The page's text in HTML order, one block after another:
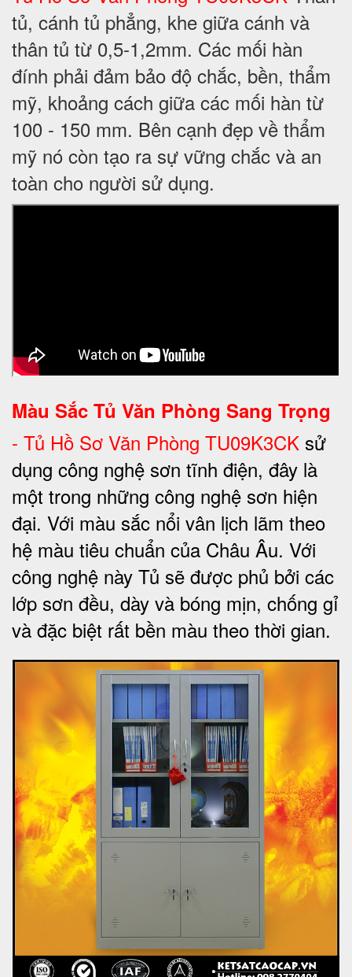
tủ, cánh tủ phẳng, khe giữa cánh và
thân tủ từ 0,5-1,2mm. Các mối hàn
đính phải đảm bảo độ chắc, bền, thẩm
mỹ, khoảng cách giữa các mối hàn từ
100 - 150 mm. Bên cạnh đẹp về thẩm
mỹ nó còn tạo ra sự vững chắc và an
toàn cho người sử dụng.
Màu Sắc Tủ Văn Phòng Sang Trọng
- Tủ Hồ Sơ Văn Phòng TU09K3CK sử
dụng công nghệ sơn tĩnh điện, đây là
một trong những công nghệ sơn hiện
đại. Với màu sắc nổi vân lịch lãm theo
hệ màu tiêu chuẩn của Châu Âu. Với
công nghệ này Tủ sẽ được phủ bởi các
lớp sơn đều, dày và bóng mịn, chống gỉ
và đặc biệt rất bền màu theo thời gian.